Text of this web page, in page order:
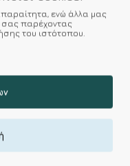
Σχεδιασμένα για
για
το Δέρμα & Ανώτερη
ενώ άλλα μας
σας παρέχοντας
του ιστότοπου.